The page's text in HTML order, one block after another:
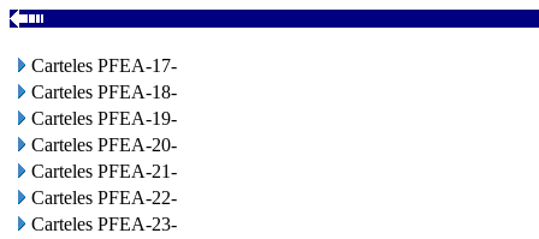
Carteles PFEA-17-
Carteles PFEA-18-
Carteles PFEA-19-
Carteles PFEA-20-
Carteles PFEA-21-
Carteles PFEA-22-
Carteles PFEA-23-